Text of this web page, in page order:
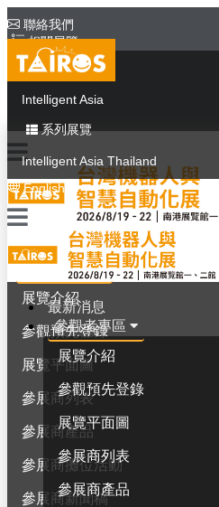
聯絡我們
相關展覽
同期展覽
Intelligent Asia
系列展覽
Intelligent Asia Thailand
English
最新消息
參觀者專區
展覽介紹
參觀預先登錄
展覽平面圖
參展商列表
參展商產品
最新消息
參觀者專區
展覽介紹
參觀預先登錄
展覽平面圖
參展商列表
參展商產品
參展商攤位活動
參展商新聞稿